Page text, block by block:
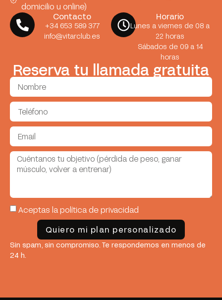
domicilio u online)
Contacto
+34 653 589 377
info@vitarclub.es
Horario
Lunes a viernes de 08 a
22 horas
Sábados de 09 a 14
horas
Reserva tu llamada gratuita
Aceptas la política de privacidad
Quiero mi plan personalizado
Sin spam, sin compromiso. Te respondemos en menos de
24 h.